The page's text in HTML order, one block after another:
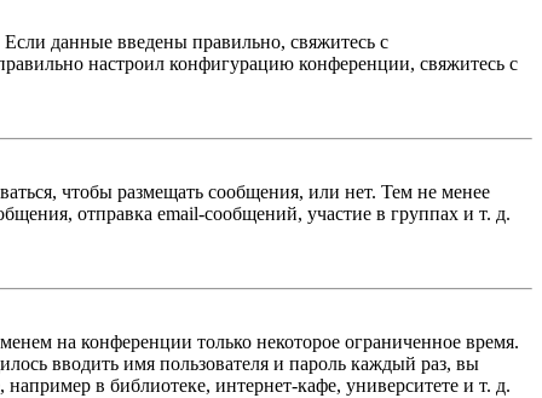
данные введены правильно, свяжитесь с
настроил конфигурацию конференции, свяжитесь с
чтобы размещать сообщения, или нет. Тем не менее
отправка email-сообщений, участие в группах и т. д.
на конференции только некоторое ограниченное время.
вводить имя пользователя и пароль каждый раз, вы
в библиотеке, интернет-кафе, университете и т. д.